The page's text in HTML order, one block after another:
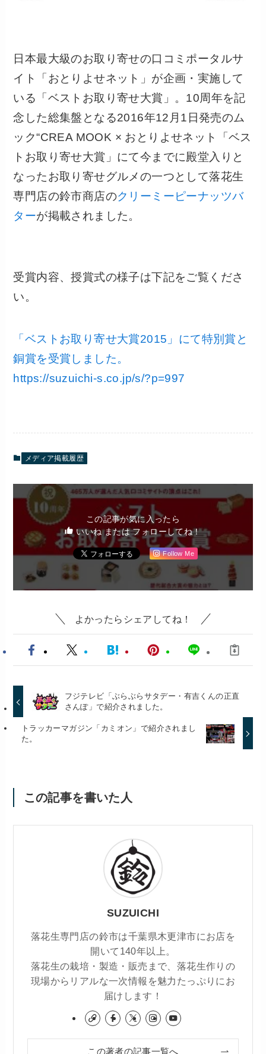
日本最大級のお取り寄せの口コミポータルサ
イト「おとりよせネット」が企画・実施して
いる「ベストお取り寄せ大賞」。10周年を記
念した総集盤となる2016年12月1日発売のム
ック“CREA MOOK × おとりよせネット「ベス
トお取り寄せ大賞」にて今までに殿堂入りと
なったお取り寄せグルメの一つとして落花生
専門店の鈴市商店のクリーミーピーナッツバ
ターが掲載されました。
受賞内容、授賞式の様子は下記をご覧くださ
い。
「ベストお取り寄せ大賞2015」にて特別賞と
銅賞を受賞しました。
https://suzuichi-s.co.jp/s/?p=997
メディア掲載履歴
この記事が気に入ったら
いいね または フォローしてね！
Follow Me
よかったらシェアしてね！
フジテレビ「ぶらぶらサタデー・有吉くんの正直
さんぽ」で紹介されました。
トラッカーマガジン「カミオン」で紹介されまし
た。
この記事を書いた人
SUZUICHI
落花生専門店の鈴市は千葉県木更津市にお店を
開いて140年以上。
落花生の栽培・製造・販売まで、落花生作りの
現場からリアルな一次情報を魅力たっぷりにお
届けします！
この著者の記事一覧へ